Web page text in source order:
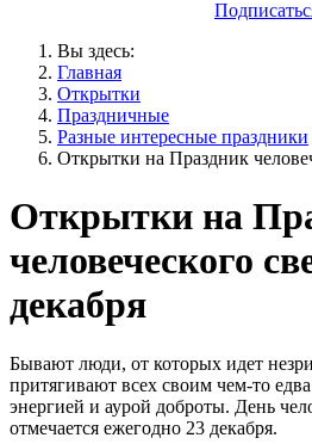
Вы здесь:
Главная
Открытки
Праздничные
Разные интересные праздники
Открытки на Праздник
Открытки на
человеческого
декабря
Бывают люди, от которых идет
притягивают всех своим чем-то
энергией и аурой доброты. День
отмечается ежегодно 23 декабря.